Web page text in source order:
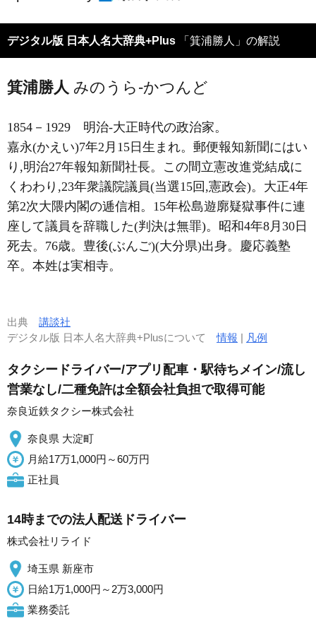
デジタル版 日本人名大辞典+Plus 「箕浦勝人」の解説
箕浦勝人 みのうら-かつんど
1854－1929 明治-大正時代の政治家。
嘉永(かえい)7年2月15日生まれ。郵便報知新聞にはい
り,明治27年報知新聞社長。この間立憲改進党結成に
くわわり,23年衆議院議員(当選15回,憲政会)。大正4年
第2次大隈内閣の逓信相。15年松島遊廓疑獄事件に連
座して議員を辞職した(判決は無罪)。昭和4年8月30日
死去。76歳。豊後(ぶんご)(大分県)出身。慶応義塾
卒。本姓は実相寺。
出典 講談社
デジタル版 日本人名大辞典+Plusについて情報 | 凡例
タクシードライバー/アプリ配車・駅待ちメイン/流し
営業なし/二種免許は全額会社負担で取得可能
奈良近鉄タクシー株式会社
奈良県 大淀町
月給17万1,000円～60万円
正社員
14時までの法人配送ドライバー
株式会社リライド
埼玉県 新座市
日給1万1,000円～2万3,000円
業務委託